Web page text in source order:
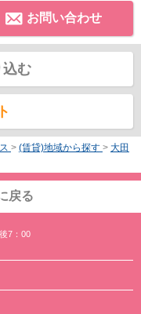
お問い合わせ
込む
> (賃貸)地域から探す > 大田
戻る
7：00